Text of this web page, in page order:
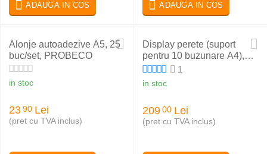
ADAUGA IN COS ADAUGA IN COS
Alonje autoadezive A5, 25
buc/set, PROBECO
in stoc
23 90 Lei
(pret cu TVA inclus)
Display perete (suport
pentru 10 buzunare A4),
PROBECO-EasyMount
1
in stoc
209 00 Lei
(pret cu TVA inclus)